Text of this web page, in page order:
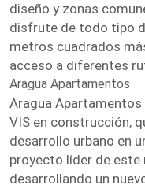
diseño y zonas
disfrute de todo tipo
metros cuadrados
acceso a diferentes
Aragua Apartamentos
Aragua
VIS en construcción,
desarrollo urbano en
proyecto líder de este
desarrollando un